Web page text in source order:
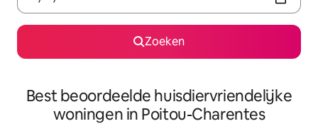
Zoeken
Best beoordeelde huisdiervriendelijke
woningen in Poitou-Charentes